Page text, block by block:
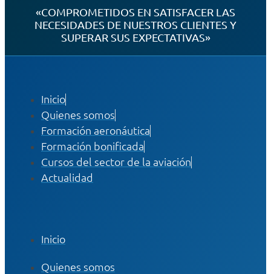
«COMPROMETIDOS EN SATISFACER LAS
NECESIDADES DE NUESTROS CLIENTES Y
SUPERAR SUS EXPECTATIVAS»
Inicio
Quienes somos
Formación aeronáutica
Formación bonificada
Cursos del sector de la aviación
Actualidad
Inicio
Quienes somos